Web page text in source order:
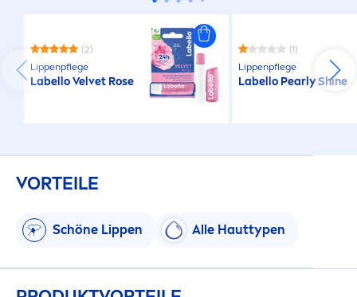
(2)
Lippenpflege
LabelloVelvet Rose
(1)
Lippenpflege
Labello PearlyShine
VORTEILE
Schöne Lippen Alle Hauttypen